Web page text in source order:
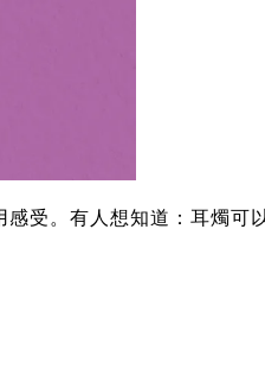
受。有人想知道：耳燭可